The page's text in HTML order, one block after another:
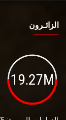
الزائـرون
19.27M